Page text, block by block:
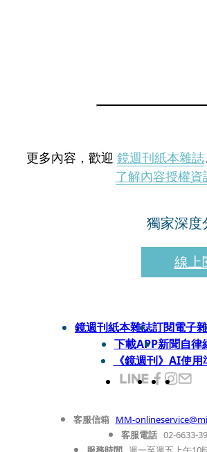
更多內容，歡迎 鏡週刊紙本雜誌
了解內容授權資
獨家深度
線上
鏡週刊紙本雜誌訂閱電子
下載APP新聞自律
《鏡週刊》AI使用
客服信箱 MM-
客服電話 02-6633-